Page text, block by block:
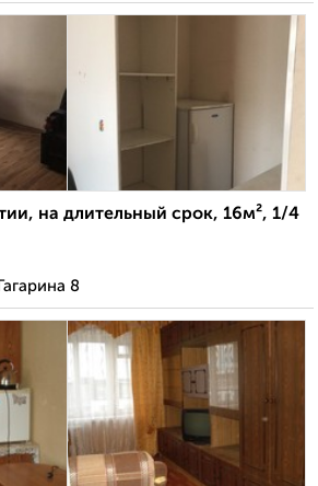
на длительный срок, 16м², 1/4
8